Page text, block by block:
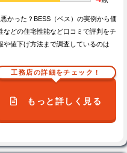
かった？BESS（ベス）の実例から価
どの住宅性能など口コミで評判をチ
や値下げ方法まで調査しているのは
工務店の詳細をチェック！
もっと詳しく見る